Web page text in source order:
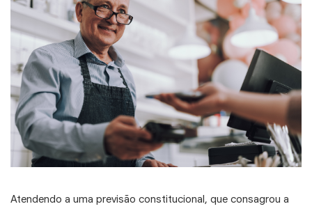
Atendendo a uma previsão constitucional, que consagrou a